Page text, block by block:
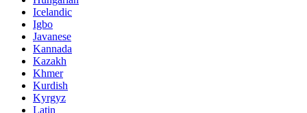
Icelandic
Igbo
Javanese
Kannada
Kazakh
Khmer
Kurdish
Kyrgyz
Latin